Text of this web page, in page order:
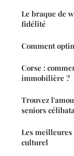
Le braque de
fidélité
Comment
Corse :
immobilière ?
Trouvez
seniors
Les
culturel